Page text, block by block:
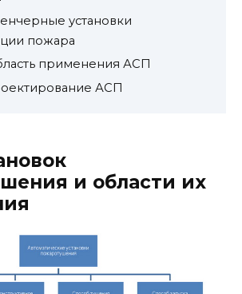
установки
пожара
применения АСП
АСП
и области их